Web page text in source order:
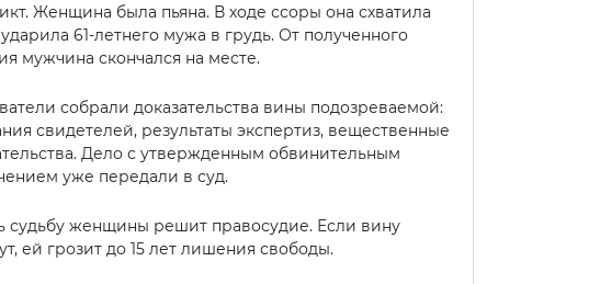
Женщина была пьяна. В ходе ссоры она схватила
61-летнего мужа в грудь. От полученного
мужчина скончался на месте.
собрали доказательства вины подозреваемой:
свидетелей, результаты экспертиз, вещественные
Дело с утвержденным обвинительным
уже передали в суд.
судьбу женщины решит правосудие. Если вину
ей грозит до 15 лет лишения свободы.